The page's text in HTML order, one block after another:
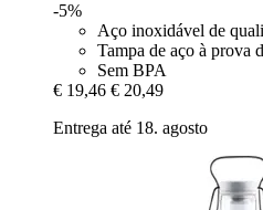
-5%
Aço inoxidável de
Tampa de aço à prova
Sem BPA
€ 19,46 € 20,49
Entrega até 18. agosto